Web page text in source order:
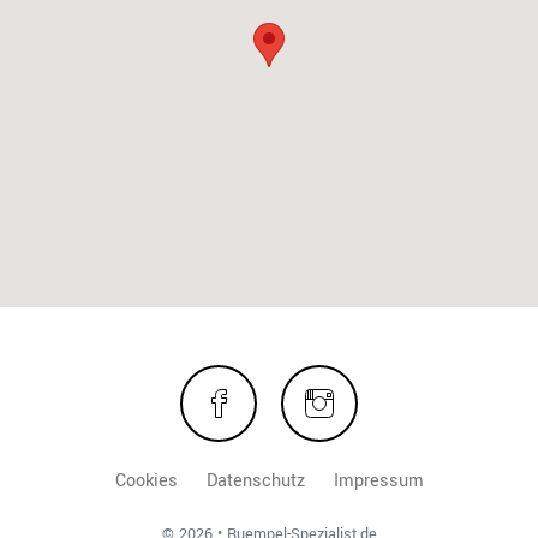
Cookies Datenschutz Impressum